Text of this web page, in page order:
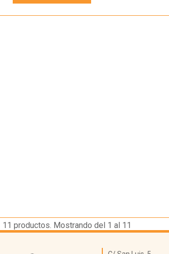
11 productos. Mostrando del 1 al 11